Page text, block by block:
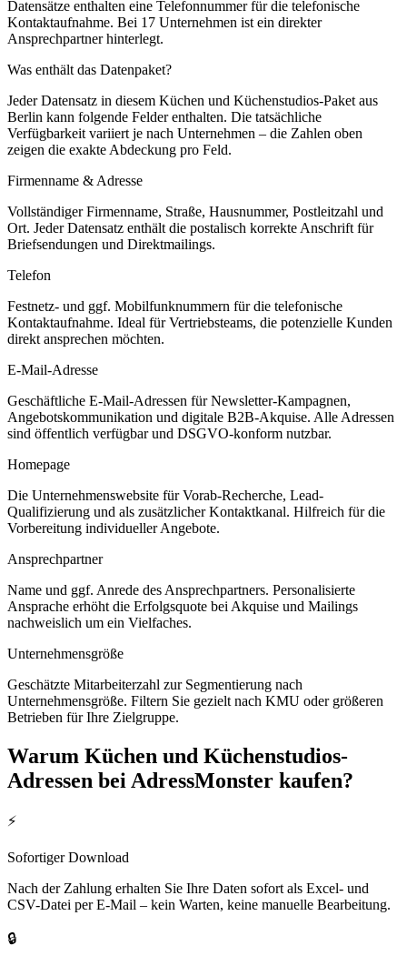
Datensätze enthalten eine Telefonnummer für die telefonische
Kontaktaufnahme. Bei 17 Unternehmen ist ein direkter
Ansprechpartner hinterlegt.
Was enthält das Datenpaket?
Jeder Datensatz in diesem Küchen und Küchenstudios-Paket aus
Berlin kann folgende Felder enthalten. Die tatsächliche
Verfügbarkeit variiert je nach Unternehmen – die Zahlen oben
zeigen die exakte Abdeckung pro Feld.
Firmenname & Adresse
Vollständiger Firmenname, Straße, Hausnummer, Postleitzahl und
Ort. Jeder Datensatz enthält die postalisch korrekte Anschrift für
Briefsendungen und Direktmailings.
Telefon
Festnetz- und ggf. Mobilfunknummern für die telefonische
Kontaktaufnahme. Ideal für Vertriebsteams, die potenzielle Kunden
direkt ansprechen möchten.
E-Mail-Adresse
Geschäftliche E-Mail-Adressen für Newsletter-Kampagnen,
Angebotskommunikation und digitale B2B-Akquise. Alle Adressen
sind öffentlich verfügbar und DSGVO-konform nutzbar.
Homepage
Die Unternehmenswebsite für Vorab-Recherche, Lead-
Qualifizierung und als zusätzlicher Kontaktkanal. Hilfreich für die
Vorbereitung individueller Angebote.
Ansprechpartner
Name und ggf. Anrede des Ansprechpartners. Personalisierte
Ansprache erhöht die Erfolgsquote bei Akquise und Mailings
nachweislich um ein Vielfaches.
Unternehmensgröße
Geschätzte Mitarbeiterzahl zur Segmentierung nach
Unternehmensgröße. Filtern Sie gezielt nach KMU oder größeren
Betrieben für Ihre Zielgruppe.
Warum Küchen und Küchenstudios-
Adressen bei AdressMonster kaufen?
⚡
Sofortiger Download
Nach der Zahlung erhalten Sie Ihre Daten sofort als Excel- und
CSV-Datei per E-Mail – kein Warten, keine manuelle Bearbeitung.
🔒